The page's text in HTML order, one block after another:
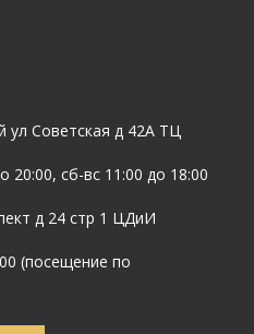
ул Cоветская д 42А ТЦ
20:00, сб-вс 11:00 до 18:00
д 24 стр 1 ЦДиИ
(посещение по